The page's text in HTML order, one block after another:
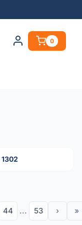
0
1302
44 ... 53 › »